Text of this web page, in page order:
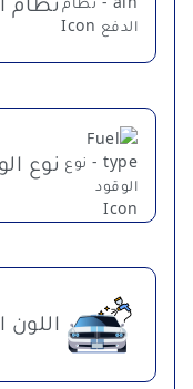
نوع
اللون